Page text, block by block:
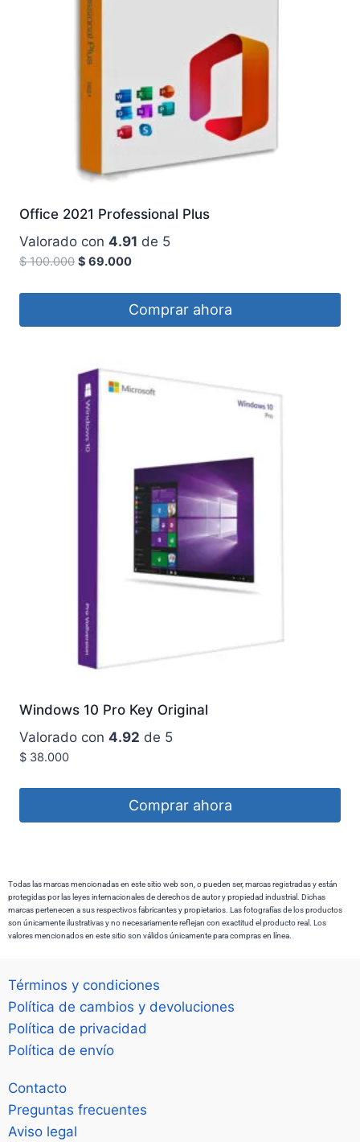
Office 2021 Professional Plus
Valorado con 4.91 de 5
$100.000 $ 69.000
Comprar ahora
Windows 10 Pro Key Original
Valorado con 4.92 de 5
$ 38.000
Comprar ahora
Todas las marcas mencionadas en este sitio web son, o pueden ser, marcas registradas y están
protegidas por las leyes internacionales de derechos de autor y propiedad industrial. Dichas
marcas pertenecen a sus respectivos fabricantes y propietarios. Las fotografías de los productos
son únicamente ilustrativas y no necesariamente reflejan con exactitud el producto real. Los
valores mencionados en este sitio son válidos únicamente para compras en línea.
Términos y condiciones
Política de cambios y devoluciones
Política de privacidad
Política de envío
Contacto
Preguntas frecuentes
Aviso legal